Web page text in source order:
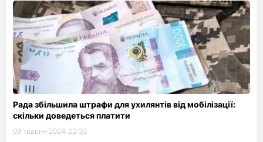
Рада збільшила штрафи для ухилянтів від мобілізації:
скільки доведеться платити
09 травня 2024, 22:33